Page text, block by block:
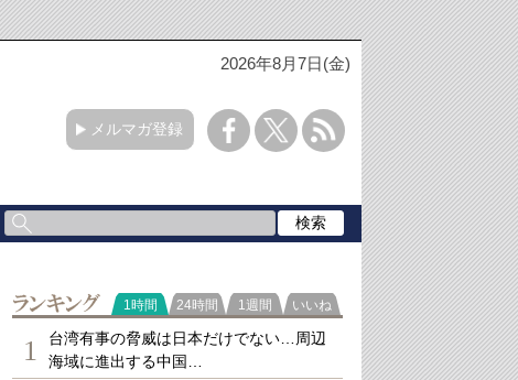
2026年8月7日(金)
メルマガ登録
ランキング
1時間 24時間 1週間 いいね
1
台湾有事の脅威は日本だけでない…周辺
海域に進出する中国…